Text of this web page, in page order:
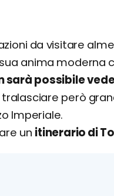
da visitare
anima moderna
sarà possibile
però
Imperiale.
un itinerario di